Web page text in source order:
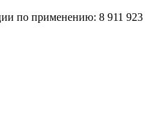
по применению: 8 911 923